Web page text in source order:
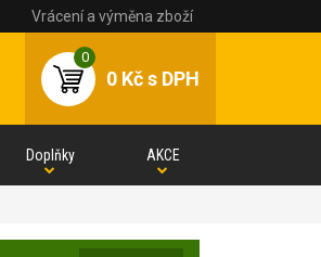
Vrácení a výměna zboží
0
0 Kčs DPH
Doplňky AKCE